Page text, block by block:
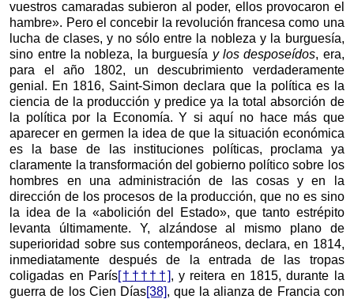
vuestros camaradas subieron al poder, ellos provocaron el
hambre». Pero el concebir la revolución francesa como una
lucha de clases, y no sólo entre la nobleza y la burguesía,
sino entre la nobleza, la burguesía y los desposeídos, era,
para el año 1802, un descubrimiento verdaderamente
genial. En 1816, Saint-Simon declara que la política es la
ciencia de la producción y predice ya la total absorción de
la política por la Economía. Y si aquí no hace más que
aparecer en germen la idea de que la situación económica
es la base de las instituciones políticas, proclama ya
claramente la transformación del gobierno político sobre los
hombres en una administración de las cosas y en la
dirección de los procesos de la producción, que no es sino
la idea de la «abolición del Estado», que tanto estrépito
levanta últimamente. Y, alzándose al mismo plano de
superioridad sobre sus contemporáneos, declara, en 1814,
inmediatamente después de la entrada de las tropas
coligadas en París[†††††], y reitera en 1815, durante la
guerra de los Cien Días[38], que la alianza de Francia con